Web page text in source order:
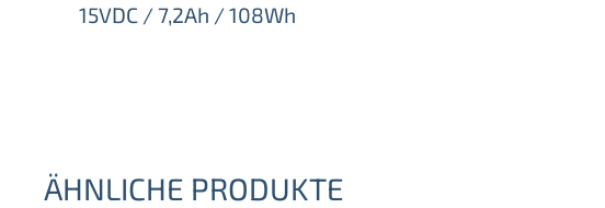
15VDC / 7,2Ah / 108Wh
ÄHNLICHE PRODUKTE